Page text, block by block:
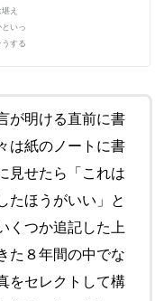
え
いっ
する
そこに
が明ける直前に書
は紙のノートに書
見せたら「これは
たほうがいい」と
くつか追記した上
た８年間の中でな
をセレクトして構